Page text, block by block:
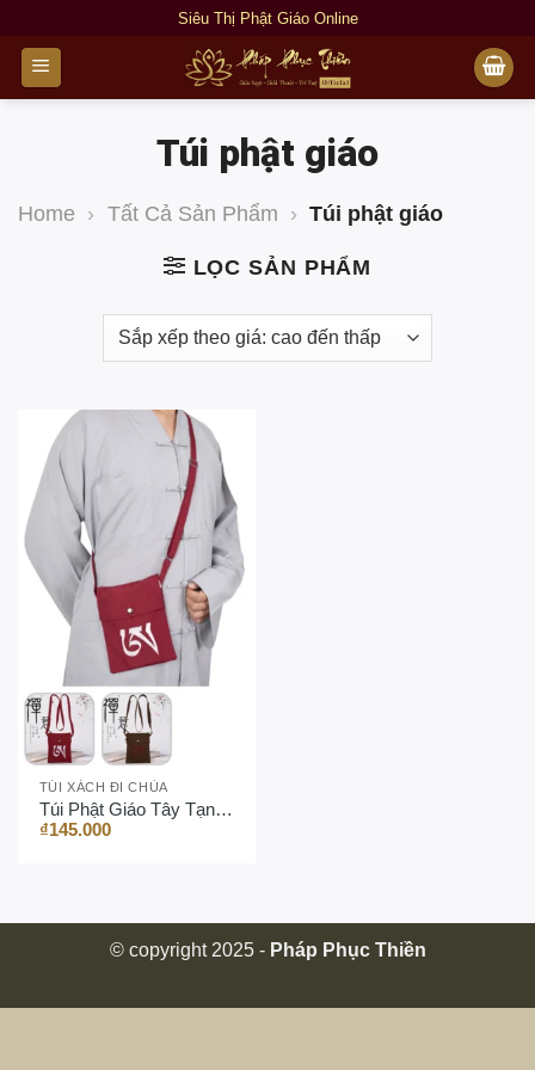
qua
nội
Siêu Thị Phật Giáo Online
Túi phật giáo
Home › Tất Cả Sản Phẩm › Túi phật giáo
LỌC SẢN PHẨM
TÚI XÁCH ĐI CHÙA
Túi Phật Giáo Tây Tạng – Thêu “OM”
₫145.000
© copyright 2025 - Pháp Phục Thiền